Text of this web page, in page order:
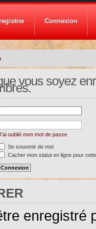
Connexion
vous soyez
oublié mon mot de passe
Se souvenir de moi
Cacher mon statut en ligne pour
enregistré